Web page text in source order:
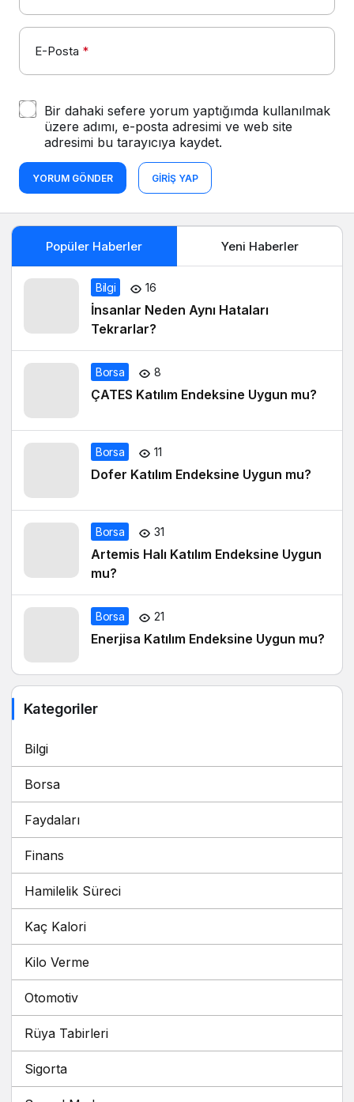
E-Posta *
Bir dahaki sefere yorum yaptığımda kullanılmak
üzere adımı, e-posta adresimi ve web site
adresimi bu tarayıcıya kaydet.
YORUM GÖNDER GIRIŞ YAP
Popüler Haberler Yeni Haberler
Bilgi 16
İnsanlar Neden Aynı Hataları
Tekrarlar?
Borsa 8
ÇATES Katılım Endeksine Uygun mu?
Borsa 11
Dofer Katılım Endeksine Uygun mu?
Borsa 31
Artemis Halı Katılım Endeksine Uygun
mu?
Borsa 21
Enerjisa Katılım Endeksine Uygun mu?
Kategoriler
Bilgi
Borsa
Faydaları
Finans
Hamilelik Süreci
Kaç Kalori
Kilo Verme
Otomotiv
Rüya Tabirleri
Sigorta